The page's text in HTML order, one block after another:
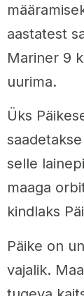
aastatest
Mariner 9
uurima.
Üks
selle
maaga
kindlaks
Päike on
vajalik.